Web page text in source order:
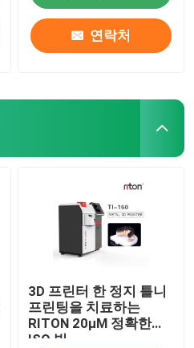
연락처
3D 프린터 한 정지 틀니
프린팅을 치료하는
RITON 20μM 정확한
ISO 빛